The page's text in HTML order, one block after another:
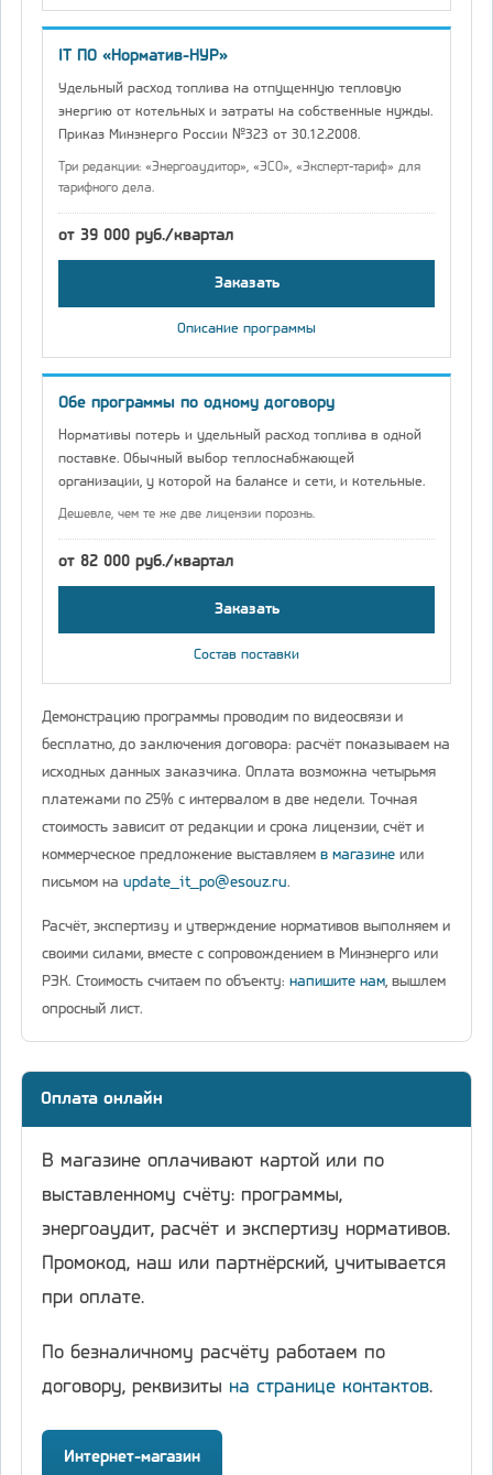
IT ПО «Норматив-НУР»
Удельный расход топлива на отпущенную тепловую
энергию от котельных и затраты на собственные нужды.
Приказ Минэнерго России №323 от 30.12.2008.
Три редакции: «Энергоаудитор», «ЭСО», «Эксперт-тариф» для
тарифного дела.
от 39 000 руб./квартал
Заказать
Описание программы
Обе программы по одному договору
Нормативы потерь и удельный расход топлива в одной
поставке. Обычный выбор теплоснабжающей
организации, у которой на балансе и сети, и котельные.
Дешевле, чем те же две лицензии порознь.
от 82 000 руб./квартал
Заказать
Состав поставки
Демонстрацию программы проводим по видеосвязи и
бесплатно, до заключения договора: расчёт показываем на
исходных данных заказчика. Оплата возможна четырьмя
платежами по 25% с интервалом в две недели. Точная
стоимость зависит от редакции и срока лицензии, счёт и
коммерческое предложение выставляем в магазине или
письмом на update_it_po@esouz.ru.
Расчёт, экспертизу и утверждение нормативов выполняем и
своими силами, вместе с сопровождением в Минэнерго или
РЭК. Стоимость считаем по объекту: напишите нам, вышлем
опросный лист.
Оплата онлайн
В магазине оплачивают картой или по
выставленному счёту: программы,
энергоаудит, расчёт и экспертизу нормативов.
Промокод, наш или партнёрский, учитывается
при оплате.
По безналичному расчёту работаем по
договору, реквизиты на странице контактов.
Интернет-магазин